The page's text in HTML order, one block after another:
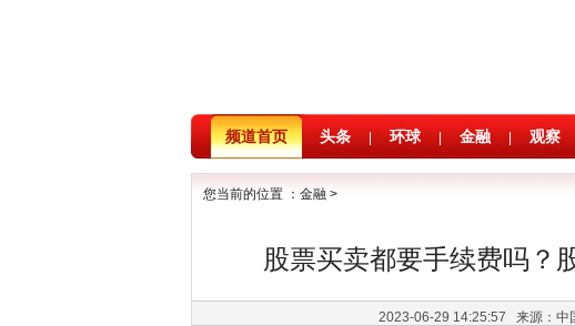
频道首页 头条 环球 金融 观察
您当前的位置 ： 金融 >
股票买卖都要手续费吗？
2023-06-29 14:25:57 来源：中